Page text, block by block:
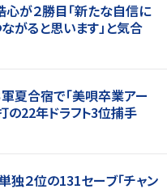
心が２勝目「新たな自信に
がると思います」と気合
軍夏合宿で「美唄卒業アー
22年ドラフト3位捕手
独２位の131セーブ「チャン